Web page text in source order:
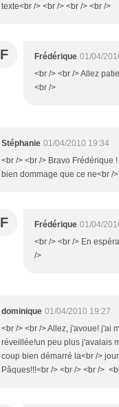
texte<br /> <br /> <br /> <br />
F Frédérique 01/04/
<br /> <br /> Allez
<br />
Stéphanie 01/04/2010 19:34
<br /> <br /> Bravo Frédérique
bien dommage que ce ne<br /
F Frédérique 01/04/
<br /> <br /> En
/>
dominique 01/04/2010 19:27
<br /> <br /> Allez, j'avoue! j'ai
réveillée!un peu plus j'avalais
coup bien démarré la<br />
Pâques!!!<br /> <br /> <br />